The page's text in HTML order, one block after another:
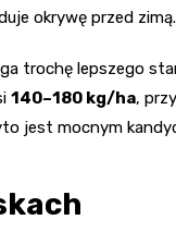
okrywę przed zimą.
trochę lepszego
140–180 kg/ha,
jest mocnym